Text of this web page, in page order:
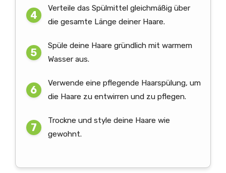
Verteile das Spülmittel gleichmäßig über
die gesamte Länge deiner Haare.
Spüle deine Haare gründlich mit warmem
Wasser aus.
Verwende eine pflegende Haarspülung, um
die Haare zu entwirren und zu pflegen.
Trockne und style deine Haare wie
gewohnt.